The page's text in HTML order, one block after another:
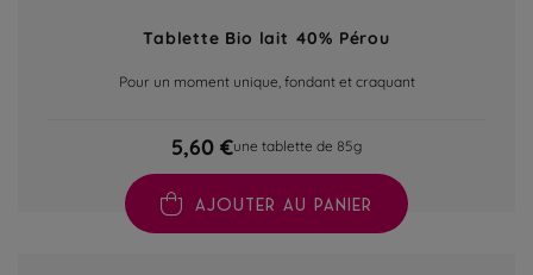
Tablette Bio lait 40% Pérou
Pour un moment unique, fondant et craquant
5,60 €une tablette de 85g
AJOUTER AU PANIER